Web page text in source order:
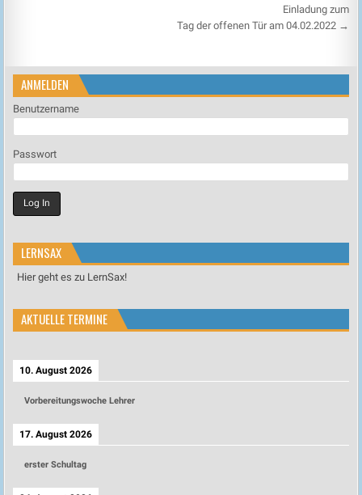
Einladung zum
Tag der offenen Tür am 04.02.2022 →
ANMELDEN
Benutzername
Passwort
LERNSAX
Hier geht es zu LernSax!
AKTUELLE TERMINE
10. August 2026
Vorbereitungswoche Lehrer
17. August 2026
erster Schultag